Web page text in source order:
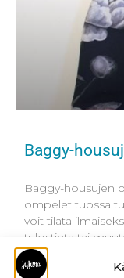
Baggy-
Baggy-housujen
ompelet tuossa
voit tilata
tulostinta tai
teippaaminen
voit tilata täältä